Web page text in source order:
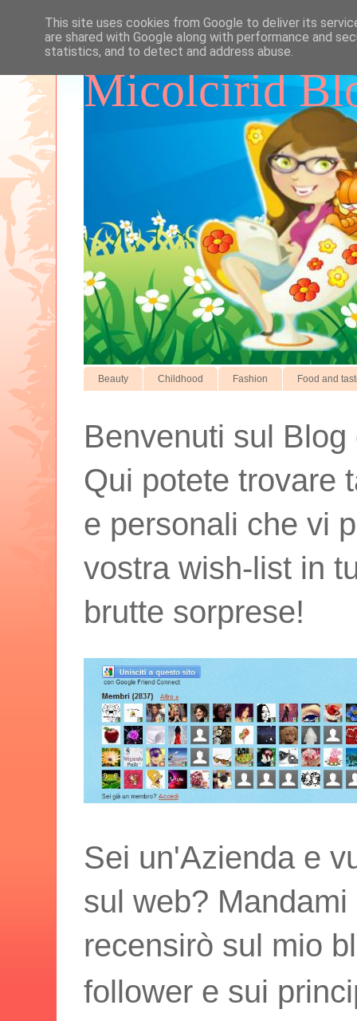
Micolcirid
Beauty Childhood Fashion Food and
Benvenuti sul
Qui potete trovare
e personali che vi
vostra wish-list in
brutte sorprese!
Sei un'Azienda e
sul web?
recensirò sul mio
follower e sui
This site uses cookies from Google to deliver its
are shared with Google along with performance and
statistics, and to detect and address abuse.